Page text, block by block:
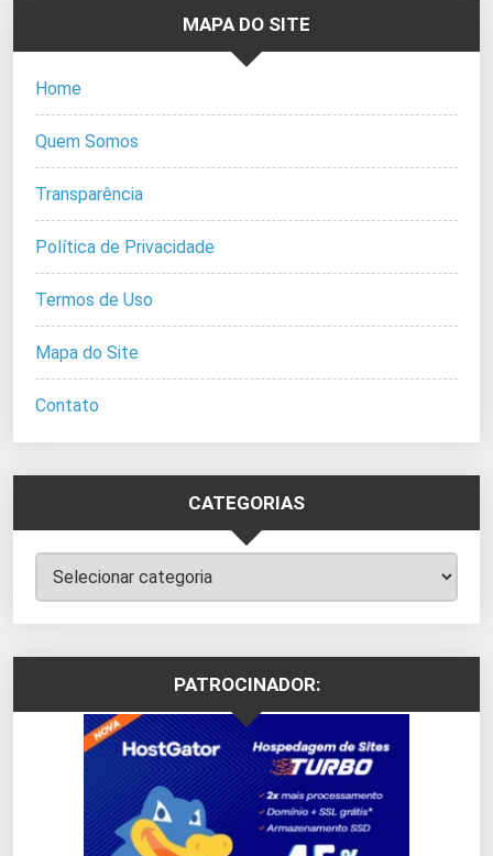
MAPA DO SITE
Home
Quem Somos
Transparência
Política de Privacidade
Termos de Uso
Mapa do Site
Contato
CATEGORIAS
Categorias
PATROCINADOR: